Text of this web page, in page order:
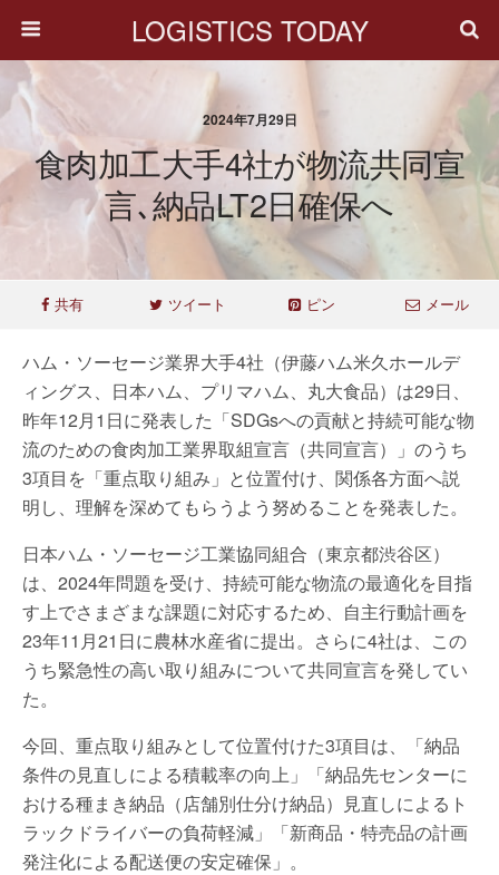
LOGISTICS TODAY
2024年7月29日
食肉加工大手4社が物流共同宣
言､納品LT2日確保へ
共有 ツイート ピン メール
ハム・ソーセージ業界大手4社（伊藤ハム米久ホールデ
ィングス、日本ハム、プリマハム、丸大食品）は29日、
昨年12月1日に発表した「SDGsへの貢献と持続可能な物
流のための食肉加工業界取組宣言（共同宣言）」のうち
3項目を「重点取り組み」と位置付け、関係各方面へ説
明し、理解を深めてもらうよう努めることを発表した。
日本ハム・ソーセージ工業協同組合（東京都渋谷区）
は、2024年問題を受け、持続可能な物流の最適化を目指
す上でさまざまな課題に対応するため、自主行動計画を
23年11月21日に農林水産省に提出。さらに4社は、この
うち緊急性の高い取り組みについて共同宣言を発してい
た。
今回、重点取り組みとして位置付けた3項目は、「納品
条件の見直しによる積載率の向上」「納品先センターに
おける種まき納品（店舗別仕分け納品）見直しによるト
ラックドライバーの負荷軽減」「新商品・特売品の計画
発注化による配送便の安定確保」。